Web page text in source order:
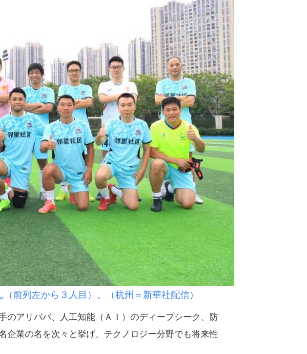
前列左から３人目）。（杭州＝新華社配信）
アリババ、人工知能（ＡＩ）のディープシーク、防
企業の名を次々と挙げ、テクノロジー分野でも将来性